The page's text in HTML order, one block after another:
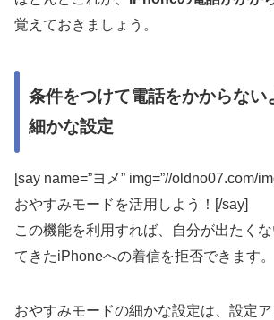
覚えておきましょう。
条件をつけて電話をかからない
細かな設定
[say name=”ヨメ” img=”//oldno07.com/
おやすみモードを活用しよう！[/say]
この機能を利用すれば、
自分が出たく
てきたiPhoneへの着信を拒否できます。
おやすみモードの細かな設定は、設定